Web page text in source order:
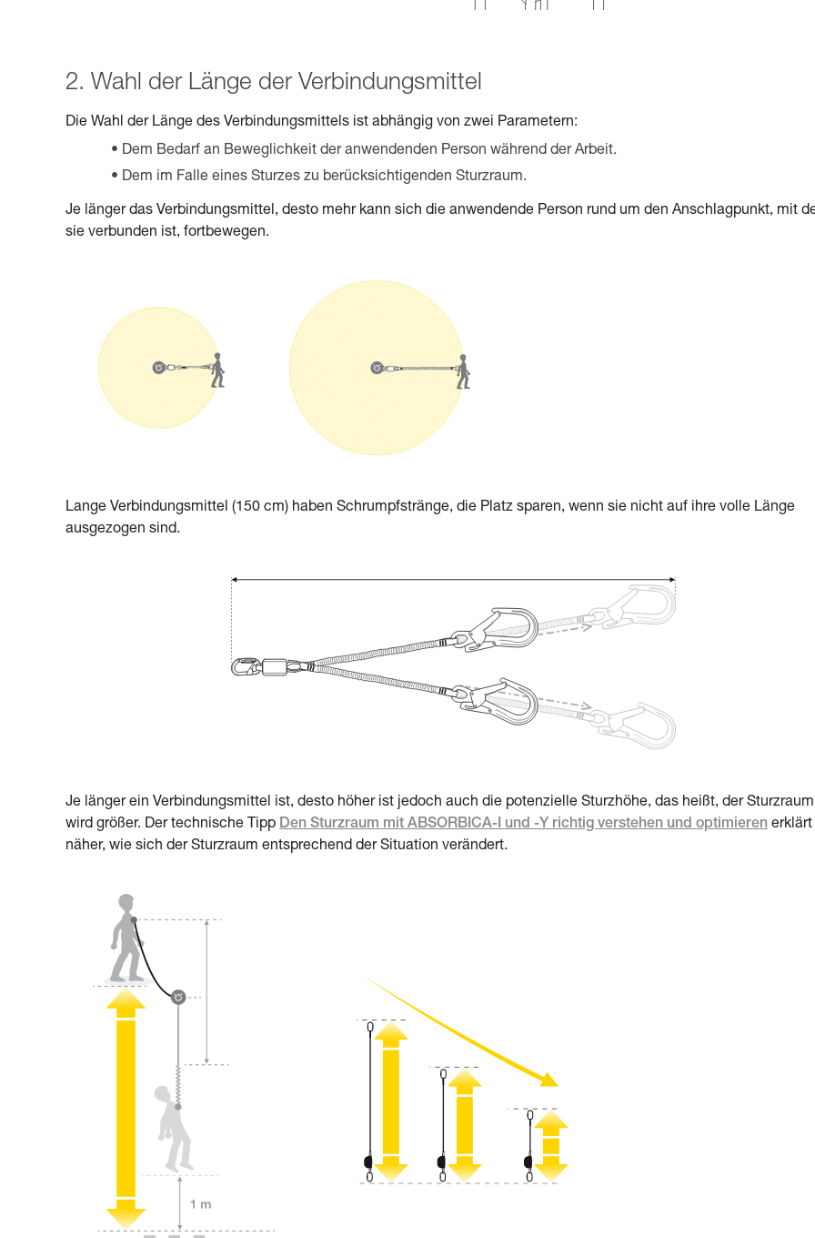
2. Wahl der Länge der Verbindungsmittel
Die Wahl der Länge des Verbindungsmittels ist abhängig von zwei Parametern:
Dem Bedarf an Beweglichkeit der anwendenden Person während der Arbeit.
Dem im Falle eines Sturzes zu berücksichtigenden Sturzraum.
Je länger das Verbindungsmittel, desto mehr kann sich die anwendende Person rund um den Anschlagpunkt, mit
sie verbunden ist, fortbewegen.
Lange Verbindungsmittel (150 cm) haben Schrumpfstränge, die Platz sparen, wenn sie nicht auf ihre volle Länge
ausgezogen sind.
Je länger ein Verbindungsmittel ist, desto höher ist jedoch auch die potenzielle Sturzhöhe, das heißt, der Sturzraum
wird größer. Der technische Tipp Den Sturzraum mit ABSORBICA-I und -Y richtig verstehen und optimieren erklärt
näher, wie sich der Sturzraum entsprechend der Situation verändert.